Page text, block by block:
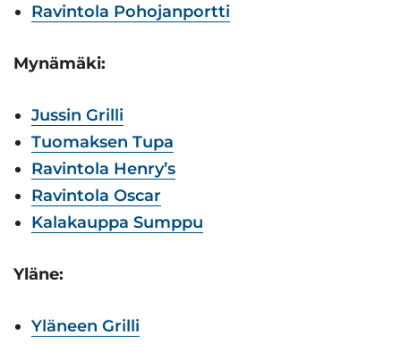
Ravintola Pohojanportti
Mynämäki:
Jussin Grilli
Tuomaksen Tupa
Ravintola Henry’s
Ravintola Oscar
Kalakauppa Sumppu
Yläne:
Yläneen Grilli